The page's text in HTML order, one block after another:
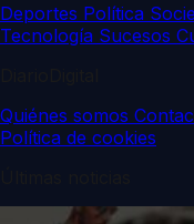
Deportes Política
Tecnología Sucesos
Quiénes somos
Política de cookies